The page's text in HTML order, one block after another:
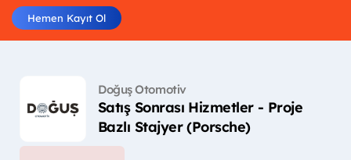
Hemen Kayıt Ol
Doğuş Otomotiv
Satış Sonrası Hizmetler - Proje
Bazlı Stajyer (Porsche)